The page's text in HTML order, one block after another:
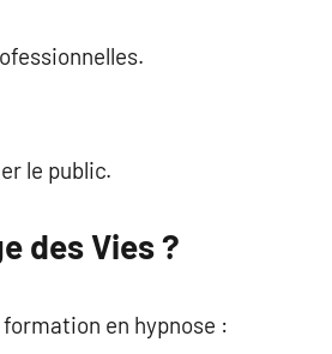
le public.
des Vies ?
en hypnose :